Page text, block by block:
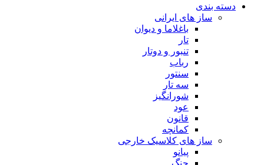
دسته بندی
ساز های ایرانی
باغلاما و دیوان
تار
تنبور و دوتار
رباب
سنتور
سه تار
شورانگیز
عود
قانون
کمانچه
ساز های کلاسیک خارجی
پیانو
چنگ